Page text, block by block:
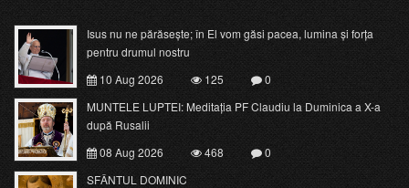
Isus nu ne părăsește; în El vom găsi pacea, lumina și forța
pentru drumul nostru
10 Aug 2026
125
0
MUNTELE LUPTEI: Meditația PF Claudiu la Duminica a X-a
după Rusalii
08 Aug 2026
468
0
SFÂNTUL DOMINIC